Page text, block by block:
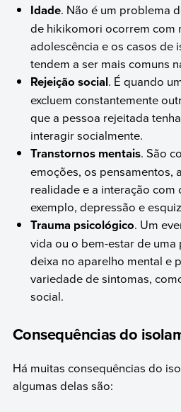
Idade. Não é um problema
de hikikomori ocorrem com
adolescência e os casos de
tendem a ser mais comuns
Rejeição social. É quando
excluem constantemente
que a pessoa rejeitada
interagir socialmente.
Transtornos mentais. São
emoções, os pensamentos,
realidade e a interação
exemplo, depressão e
Trauma psicológico. Um
vida ou o bem-estar de
deixa no aparelho mental e
variedade de sintomas,
social.
Consequências do
Há muitas consequências do
algumas delas são: